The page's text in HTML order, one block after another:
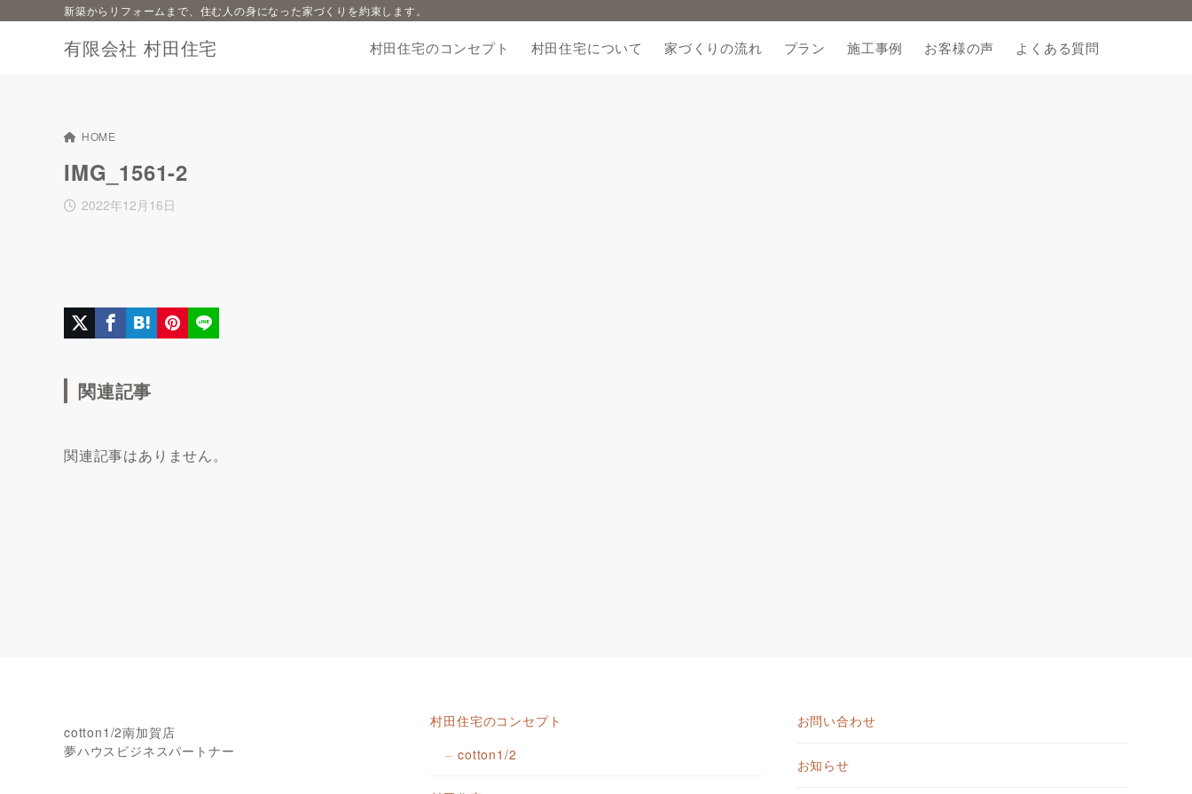
有限会社 村田住宅
新築からリフォームまで、住む人の身になった家づくりを約束します。
村田住宅のコンセプト 村田住宅について 家づくりの流れ プラン 施工事例 お客様の声 よくある質問
HOME
IMG_1561-2
2022年12月16日
関連記事
関連記事はありません。
cotton1/2南加賀店
夢ハウスビジネスパートナー
村田住宅のコンセプト
cotton1/2
お問い合わせ
お知らせ